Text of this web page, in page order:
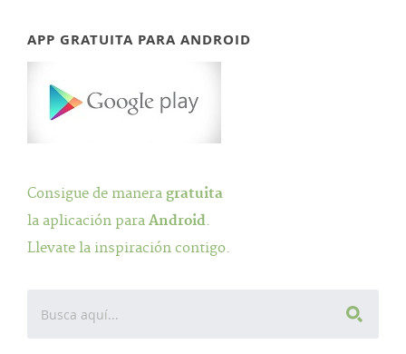
APP GRATUITA PARA ANDROID
Consigue de manera gratuita
la aplicación para Android.
Llevate la inspiración contigo.